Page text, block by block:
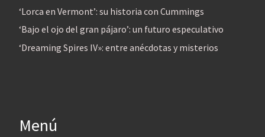
‘Lorca en Vermont’: su historia con Cummings
‘Bajo el ojo del gran pájaro’: un futuro especulativo
‘Dreaming Spires IV»: entre anécdotas y misterios
Menú